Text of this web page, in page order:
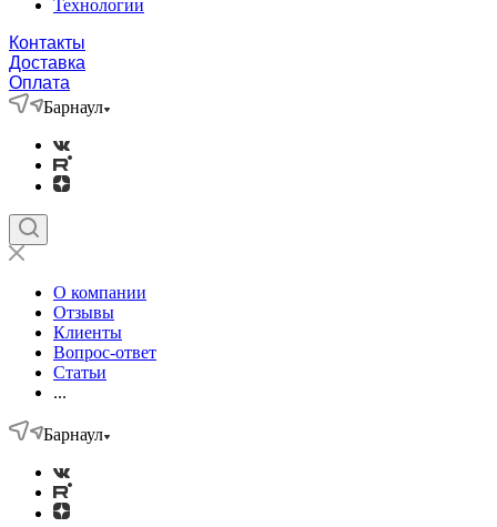
Технологии
Контакты
Доставка
Оплата
Барнаул
О компании
Отзывы
Клиенты
Вопрос-ответ
Статьи
...
Барнаул